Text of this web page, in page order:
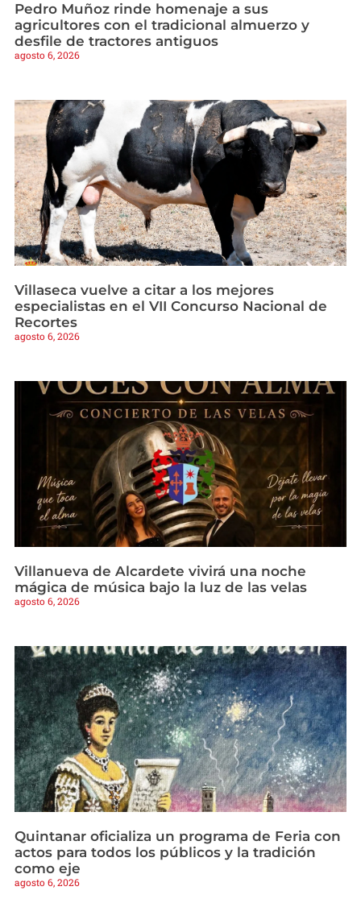
Pedro Muñoz rinde homenaje a sus
agricultores con el tradicional almuerzo y
desfile de tractores antiguos
agosto 6, 2026
Villaseca vuelve a citar a los mejores
especialistas en el VII Concurso Nacional de
Recortes
agosto 6, 2026
Villanueva de Alcardete vivirá una noche
mágica de música bajo la luz de las velas
agosto 6, 2026
Quintanar oficializa un programa de Feria con
actos para todos los públicos y la tradición
como eje
agosto 6, 2026